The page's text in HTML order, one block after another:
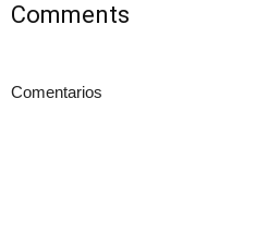
Comments
Comentarios